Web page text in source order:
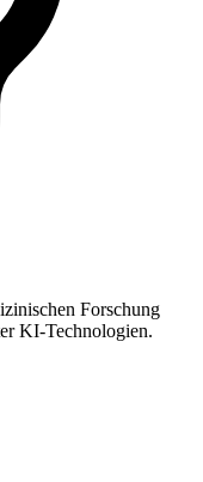
Forschung
KI-Technologien.